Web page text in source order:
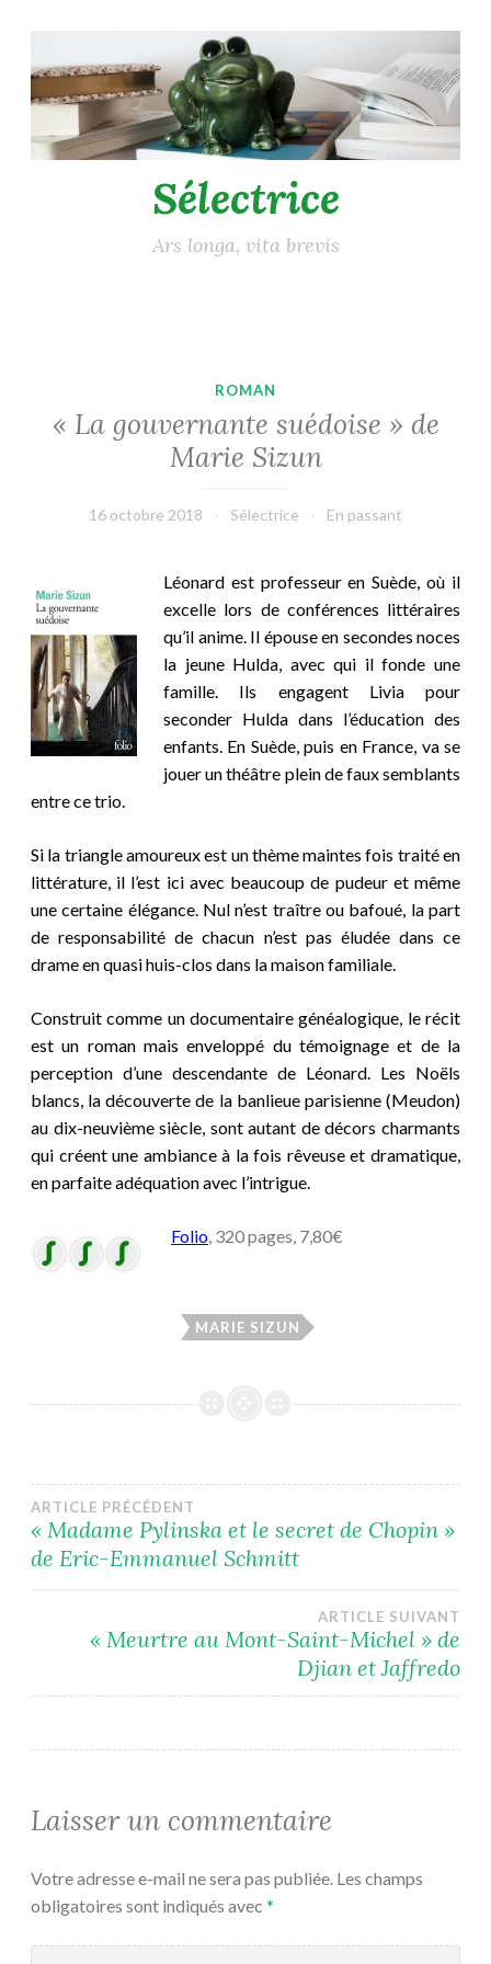
au
contenu
principal
Sélectrice
Ars longa, vita brevis
ROMAN
« La gouvernante suédoise » de
Marie Sizun
16 octobre 2018 Sélectrice En passant
Léonard est professeur en Suède, où il
excelle lors de conférences littéraires
qu’il anime. Il épouse en secondes noces
la jeune Hulda, avec qui il fonde une
famille. Ils engagent Livia pour
seconder Hulda dans l’éducation des
enfants. En Suède, puis en France, va se
jouer un théâtre plein de faux semblants
entre ce trio.
Si la triangle amoureux est un thème maintes fois traité en
littérature, il l’est ici avec beaucoup de pudeur et même
une certaine élégance. Nul n’est traître ou bafoué, la part
de responsabilité de chacun n’est pas éludée dans ce
drame en quasi huis-clos dans la maison familiale.
Construit comme un documentaire généalogique, le récit
est un roman mais enveloppé du témoignage et de la
perception d’une descendante de Léonard. Les Noëls
blancs, la découverte de la banlieue parisienne (Meudon)
au dix-neuvième siècle, sont autant de décors charmants
qui créent une ambiance à la fois rêveuse et dramatique,
en parfaite adéquation avec l’intrigue.
Folio, 320 pages, 7,80€
MARIE SIZUN
Navigation
de
l’article
ARTICLE PRÉCÉDENT
« Madame Pylinska et le secret de Chopin »
de Eric-Emmanuel Schmitt
ARTICLE SUIVANT
« Meurtre au Mont-Saint-Michel » de
Djian et Jaffredo
Laisser un commentaire
Votre adresse e-mail ne sera pas publiée. Les champs
obligatoires sont indiqués avec *